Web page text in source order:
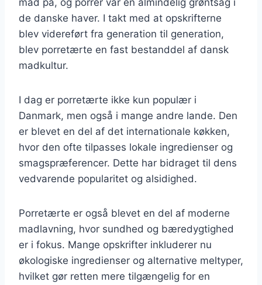
de danske haver. I takt med at opskrifterne
blev videreført fra generation til generation,
blev porretærte en fast bestanddel af dansk
madkultur.
I dag er porretærte ikke kun populær i
Danmark, men også i mange andre lande. Den
er blevet en del af det internationale køkken,
hvor den ofte tilpasses lokale ingredienser og
smagspræferencer. Dette har bidraget til dens
vedvarende popularitet og alsidighed.
Porretærte er også blevet en del af moderne
madlavning, hvor sundhed og bæredygtighed
er i fokus. Mange opskrifter inkluderer nu
økologiske ingredienser og alternative meltyper,
hvilket gør retten mere tilgængelig for en